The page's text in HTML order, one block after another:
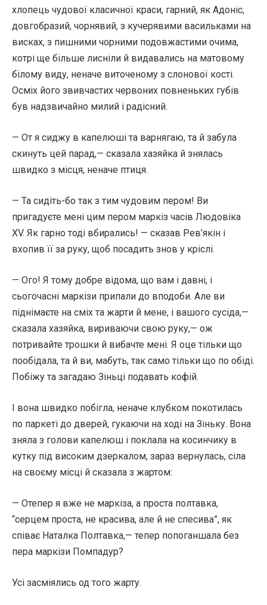
хлопець чудової класичної краси, гарний, як Адоніс,
довгобразий, чорнявий, з кучерявими васильками на
висках, з пишними чорними подовжастими очима,
котрі ще більше лисніли й видавались на матовому
білому виду, неначе виточеному з слонової кості.
Осміх його звивчастих червоних повненьких губів
був надзвичайно милий і радісний.
— От я сиджу в капелюші та варнягаю, та й забула
скинуть цей парад,— сказала хазяйка й знялась
швидко з місця, неначе птиця.
— Та сидіть-бо так з тим чудовим пером! Ви
пригадуєте мені цим пером маркіз часів Людовіка
XV. Як гарно тоді вбирались! — сказав Рев’якін і
вхопив її за руку, щоб посадить знов у кріслі.
— Ого! Я тому добре відома, що вам і давні, і
сьогочасні маркізи припали до вподоби. Але ви
піднімаєте на сміх та жарти й мене, і вашого сусіда,—
сказала хазяйка, вириваючи свою руку,— ож
потривайте трошки й вибачте мені. Я оце тільки що
пообідала, та й ви, мабуть, так само тільки що по обіді.
Побіжу та загадаю Зіньці подавать кофій.
І вона швидко побігла, неначе клубком покотилась
по паркеті до дверей, гукаючи на ході на Зіньку. Вона
зняла з голови капелюш і поклала на косинчику в
кутку під високим дзеркалом, зараз вернулась, сіла
на своєму місці й сказала з жартом:
— Отепер я вже не маркіза, а проста полтавка,
“серцем проста, не красива, але й не спесива”, як
співає Наталка Полтавка,— тепер попоганшала без
пера маркізи Помпадур?
Усі засміялись од того жарту.